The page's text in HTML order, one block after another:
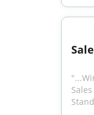
Sales